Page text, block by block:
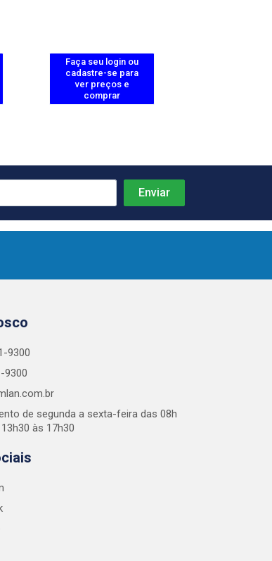
Faça seu login ou
cadastre-se para
ver preços e
comprar
9300
9300
de segunda a sexta-feira das 08h
às 17h30